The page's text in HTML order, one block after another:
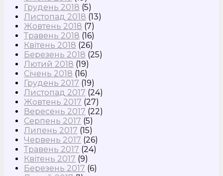
Грудень 2018 (5)
Листопад 2018 (13)
Жовтень 2018 (7)
Травень 2018 (16)
Квітень 2018 (26)
Березень 2018 (25)
Лютий 2018 (19)
Січень 2018 (16)
Грудень 2017 (19)
Листопад 2017 (24)
Жовтень 2017 (27)
Вересень 2017 (22)
Серпень 2017 (5)
Липень 2017 (15)
Червень 2017 (26)
Травень 2017 (24)
Квітень 2017 (9)
Березень 2017 (6)